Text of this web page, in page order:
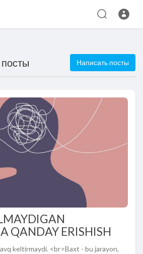
Написать посты
QANDAY ERISHISH
keltirmaydi. <br>Baxt - bu jarayon,